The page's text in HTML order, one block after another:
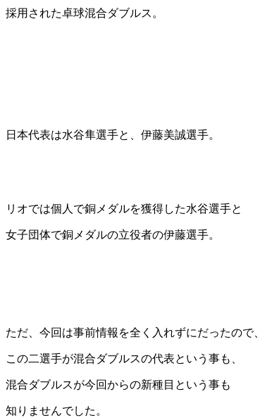
採用された卓球混合ダブルス。
日本代表は水谷隼選手と、伊藤美誠選手。
リオでは個人で銅メダルを獲得した水谷選手と
女子団体で銅メダルの立役者の伊藤選手。
ただ、今回は事前情報を全く入れずにだったので、
この二選手が混合ダブルスの代表という事も、
混合ダブルスが今回からの新種目という事も
知りませんでした。